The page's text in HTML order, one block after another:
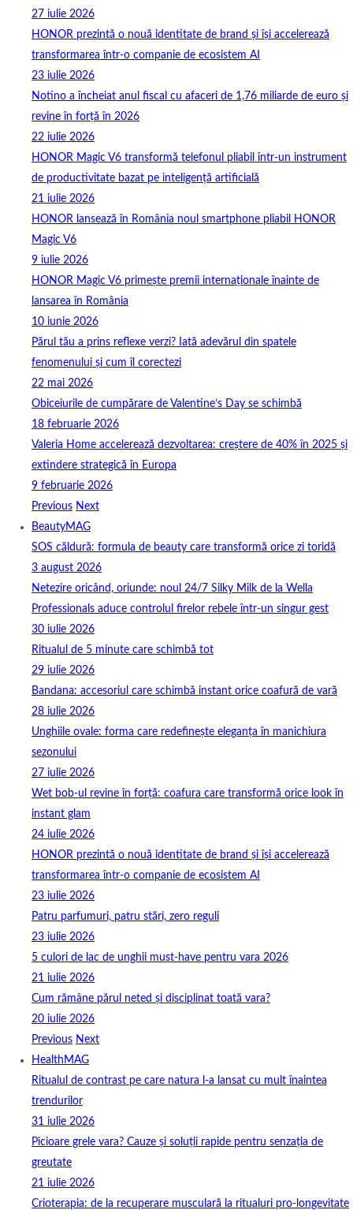
27 iulie 2026
HONOR prezintă o nouă identitate de brand și își accelerează
transformarea într-o companie de ecosistem AI
23 iulie 2026
Notino a încheiat anul fiscal cu afaceri de 1,76 miliarde de euro și
revine în forță în 2026
22 iulie 2026
HONOR Magic V6 transformă telefonul pliabil într-un instrument
de productivitate bazat pe inteligență artificială
21 iulie 2026
HONOR lansează în România noul smartphone pliabil HONOR
Magic V6
9 iulie 2026
HONOR Magic V6 primește premii internaționale înainte de
lansarea în România
10 iunie 2026
Părul tău a prins reflexe verzi? Iată adevărul din spatele
fenomenului și cum îl corectezi
22 mai 2026
Obiceiurile de cumpărare de Valentine’s Day se schimbă
18 februarie 2026
Valeria Home accelerează dezvoltarea: creștere de 40% în 2025 și
extindere strategică în Europa
9 februarie 2026
Previous Next
BeautyMAG
SOS căldură: formula de beauty care transformă orice zi toridă
3 august 2026
Netezire oricând, oriunde: noul 24/7 Silky Milk de la Wella
Professionals aduce controlul firelor rebele într-un singur gest
30 iulie 2026
Ritualul de 5 minute care schimbă tot
29 iulie 2026
Bandana: accesoriul care schimbă instant orice coafură de vară
28 iulie 2026
Unghiile ovale: forma care redefinește eleganța în manichiura
sezonului
27 iulie 2026
Wet bob-ul revine în forță: coafura care transformă orice look în
instant glam
24 iulie 2026
HONOR prezintă o nouă identitate de brand și își accelerează
transformarea într-o companie de ecosistem AI
23 iulie 2026
Patru parfumuri, patru stări, zero reguli
23 iulie 2026
5 culori de lac de unghii must‑have pentru vara 2026
21 iulie 2026
Cum rămâne părul neted și disciplinat toată vara?
20 iulie 2026
Previous Next
HealthMAG
Ritualul de contrast pe care natura l-a lansat cu mult înaintea
trendurilor
31 iulie 2026
Picioare grele vara? Cauze și soluții rapide pentru senzația de
greutate
21 iulie 2026
Crioterapia: de la recuperare musculară la ritualuri pro‑longevitate